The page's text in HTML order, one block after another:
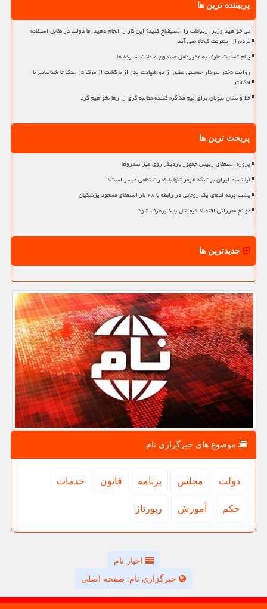
پربیننده ترین ها
می خواهید وزیر ارتباطات را استیضاح کنید؟ این کار را انجام دهید اما دولت در مقابل استفاده
مردم از اینترنت کوتاه نمی آید
پیام تسلیت عارف به مدیرعامل صندوق ضمانت سپرده ها
روایت دختر سردار حسینی مطلق از دو شهادت پدر از برگشت از مرگ در جنگ تا شناسایی با
انگشتر
خط و نشان نبویان برای تیم مذاکره کننده مطالبه گری را رها نخواهیم کرد
پربحث ترین ها
پروژه استعفای رییس جمهور باردیگر روی میز تندروها
آیا تسلط ایران بر تنگه هرمز تنها با قدرت نظامی میسر است؟
پشت پرده ادعای یک روحانی در رابطه با ۲۸ بار استعفای مسعود پزشکیان
موانع مقرراتی اقتصاد دیجیتال باید برطرف شود
جدیدترین ها
موضوع های خبرگزاری نام
دولت مجلس برنامه قانون خدمات
حكم آموزش رپورتاژ
اخبار نام
خبرگزاری نام: صفحه اصلی